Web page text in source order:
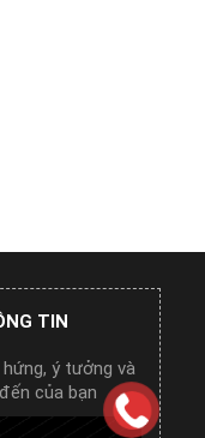
TIN
ý tưởng và
của bạn